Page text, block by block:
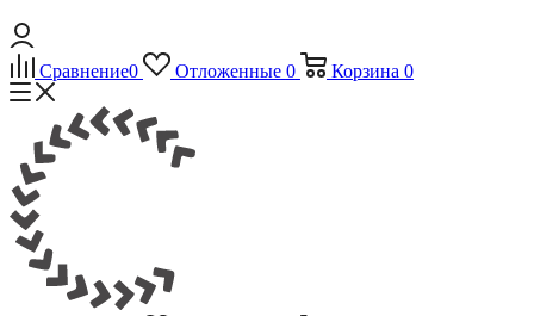
Сравнение0 Отложенные 0 Корзина 0